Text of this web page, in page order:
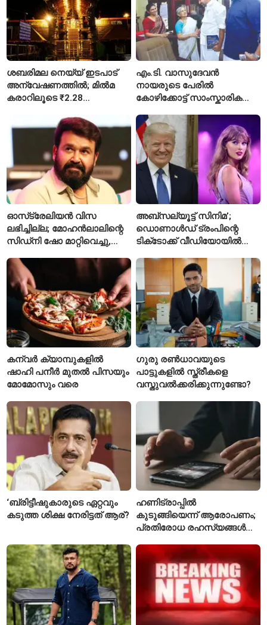
ശബരിമല നെയ്യ് ഇടപാട്
അന്വേഷണത്തിൽ; മിൽമ
കരാറിലൂടെ ₹2.28
എഫ്ഐആർ
എം.ടി. വാസുദേവൻ
നായരുടെ പേരിൽ
കോഴിക്കോട്ട് സാംസ്കാരിക
പ്രവർത്തനങ്ങൾക്ക് ₹50
കോടി
ഓസ്‌ട്രേലിയൻ വിസ
ലഭിച്ചില്ല; മോഹൻലാലിന്റെ
സിഡ്‌നി ഷോ മാറ്റിവെച്ചു,
ചോദിച്ച് താരം
അബ്സല്യൂട്ട് സിനിമ’;
ഡൊണാൾഡ് ട്രംപിന്റെ
ടിക്‌ടോക്ക് വീഡിയോയിൽ
‘August’ നീക്കം ചെയ്തു
കന്വർ ക്യാമ്പുകളിൽ
ഷാഹി പനീർ മുതൽ പിസയും
മോമോസും വരെ
ഗുരു രൺധാവയുടെ
പാട്ടുകളിൽ സ്ത്രീകളെ
വസ്തുവൽക്കരിക്കുന്നുണ്ടോ?
‘ബ്രിട്ടീഷുകാരുടെ ഏറ്റവും
കടുത്ത ശിക്ഷ നേരിട്ടത് ആര്?
ഹണിട്രാപ്പിൽ
കുടുങ്ങിയെന്ന് ആരോപണം;
പ്രതിരോധ രഹസ്യങ്ങൾ
വിങ് കമാൻഡർ അറസ്റ്റിൽ